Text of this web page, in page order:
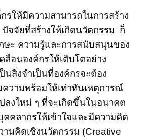
รให้มีความสามารถในการสร้าง
จจัยที่สร้างให้เกิดนวัตกรรม ก็
ะ ความรู้และการสนับสนุนของ
ลื่อนองค์กรให้เติบโตอย่าง
นสิ่งจำเป็นที่องค์กรจะต้อง
วามพร้อมให้เท่าทันเหตุการณ์
ลงใหม่ ๆ ที่จะเกิดขึ้นในอนาคต
คคลากรให้เข้าใจและมีความคิด
ามคิดเชิงนวัตกรรม (Creative